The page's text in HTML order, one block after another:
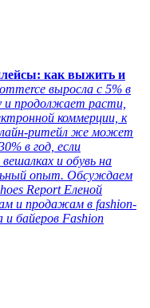
как выжить и
выросла с 5% в
и продолжает расти,
коммерции, к
ритейл же может
в год, если
и обувь на
опыт. Обсуждаем
Report Еленой
и продажам в fashion-
и байеров Fashion